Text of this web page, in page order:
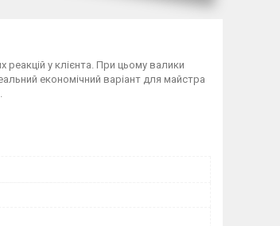
реакцій у клієнта. При цьому валики
економічний варіант для майстра